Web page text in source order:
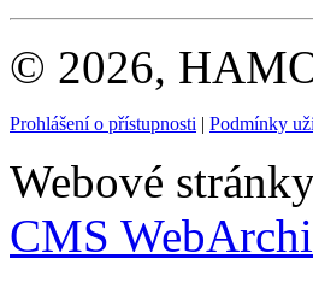
© 2026, HAMO
Prohlášení o přístupnosti | Podmínky
Webové
CMS